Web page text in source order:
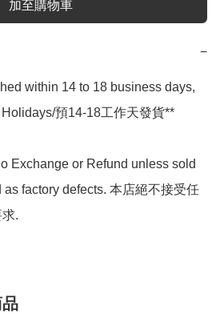
加至購物車
−
within 14 to 18 business days,
預14-18工作天發貨**
Exchange or Refund unless sold
factory defects. 本店絕不接受任
.